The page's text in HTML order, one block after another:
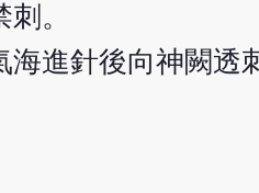
。
進針後向神闕透